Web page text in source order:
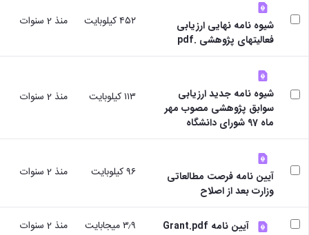
رئیس
دفتر
ارتباط
با
صنعت
رئیس
آزمایشگاه
مرکزی
معاون
مدیر
امور
پژوهشی
شیوه نامه نهایی ارزیابی
فعالیتهای پژوهشی .pdf
٤٥٢ كيلوبايت منذ 2 سنوات
شیوه نامه جدید ارزیابی
سوابق پژوهشی مصوب مهر
ماه 97 شورای دانشگاه
١١٣ كيلوبايت منذ 2 سنوات
آیین نامه فرصت مطالعاتی
وزارت بعد از اصلاح
٩٦ كيلوبايت منذ 2 سنوات
آیین نامه Grant.pdf ٣٫٩ ميجابايت منذ 2 سنوات